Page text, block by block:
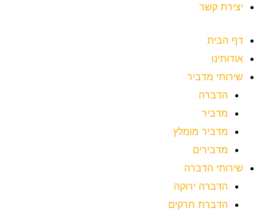
יצירת קשר
דף הבית
אודותינו
שירותי מדביר
הדברה
מדביר
מדביר מומלץ
מדבירים
שירותי הדברה
הדברה ירוקה
הדברת חרקים